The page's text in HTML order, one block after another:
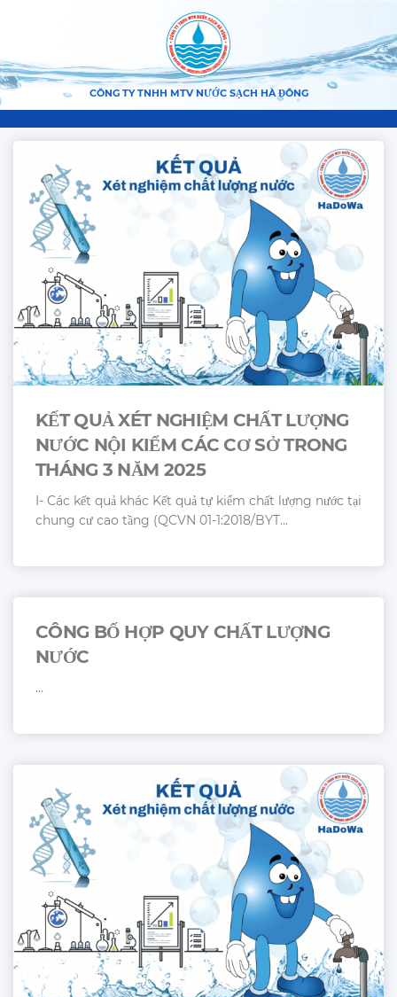
CÔNG TY TNHH MTV NƯỚC SẠCH HÀ ĐÔNG
KẾT QUẢ XÉT NGHIỆM CHẤT LƯỢNG
NƯỚC NỘI KIỂM CÁC CƠ SỞ TRONG
THÁNG 3 NĂM 2025
I- Các kết quả khác Kết quả tự kiểm chất lượng nước tại
chung cư cao tầng (QCVN 01-1:2018/BYT...
CÔNG BỐ HỢP QUY CHẤT LƯỢNG
NƯỚC
...